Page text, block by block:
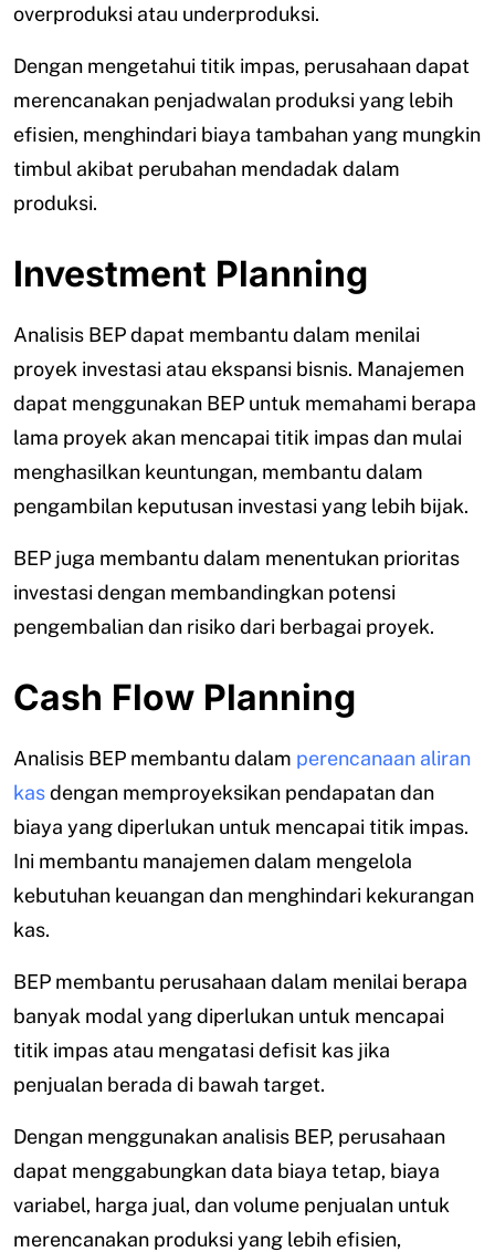
overproduksi atau underproduksi.
Dengan mengetahui titik impas, perusahaan dapat
merencanakan penjadwalan produksi yang lebih
efisien, menghindari biaya tambahan yang mungkin
timbul akibat perubahan mendadak dalam
produksi.
Investment Planning
Analisis BEP dapat membantu dalam menilai
proyek investasi atau ekspansi bisnis. Manajemen
dapat menggunakan BEP untuk memahami berapa
lama proyek akan mencapai titik impas dan mulai
menghasilkan keuntungan, membantu dalam
pengambilan keputusan investasi yang lebih bijak.
BEP juga membantu dalam menentukan prioritas
investasi dengan membandingkan potensi
pengembalian dan risiko dari berbagai proyek.
Cash Flow Planning
Analisis BEP membantu dalam perencanaan aliran
kasdengan memproyeksikan pendapatan dan
biaya yang diperlukan untuk mencapai titik impas.
Ini membantu manajemen dalam mengelola
kebutuhan keuangan dan menghindari kekurangan
kas.
BEP membantu perusahaan dalam menilai berapa
banyak modal yang diperlukan untuk mencapai
titik impas atau mengatasi defisit kas jika
penjualan berada di bawah target.
Dengan menggunakan analisis BEP, perusahaan
dapat menggabungkan data biaya tetap, biaya
variabel, harga jual, dan volume penjualan untuk
merencanakan produksi yang lebih efisien,